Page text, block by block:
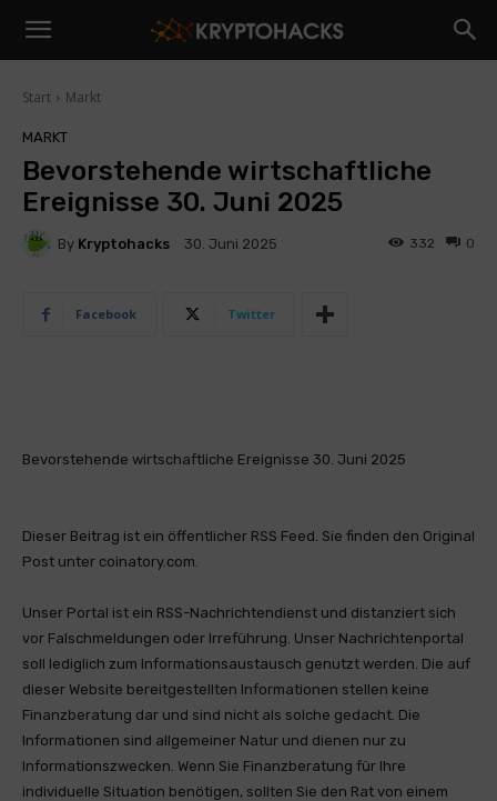
Start Markt
MARKT
Bevorstehende wirtschaftliche
Ereignisse 30. Juni 2025
By Kryptohacks 30. Juni 2025 0
332
Facebook Twitter
Bevorstehende wirtschaftliche Ereignisse 30. Juni 2025
Dieser Beitrag ist ein öffentlicher RSS Feed. Sie finden den Original
Post unter coinatory.com.
Unser Portal ist ein RSS-Nachrichtendienst und distanziert sich
vor Falschmeldungen oder Irreführung. Unser Nachrichtenportal
soll lediglich zum Informationsaustausch genutzt werden. Die auf
dieser Website bereitgestellten Informationen stellen keine
Finanzberatung dar und sind nicht als solche gedacht. Die
Informationen sind allgemeiner Natur und dienen nur zu
Informationszwecken. Wenn Sie Finanzberatung für Ihre
individuelle Situation benötigen, sollten Sie den Rat von einem